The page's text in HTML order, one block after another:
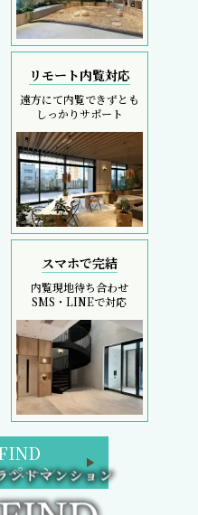
リモート内覧対応
遠方にて内覧できずとも
しっかりサポート
スマホで完結
内覧現地待ち合わせ
SMS・LINEで対応
ペーン